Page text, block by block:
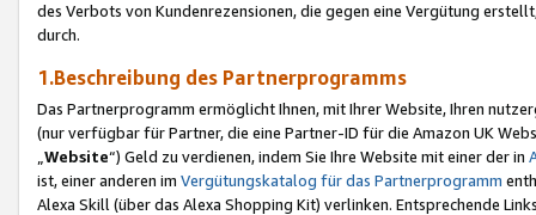
des Verbots von Kundenrezensionen, die gegen eine Vergütung
durch.
1.Beschreibung des Partnerprogramms
Das Partnerprogramm ermöglicht Ihnen, mit Ihrer Website, Ihren
(nur verfügbar für Partner, die eine Partner-ID für die Amazon UK
Website“) Geld zu verdienen, indem Sie Ihre Website mit einer der in
ist, einer anderen im Vergütungskatalog für das Partnerprogramm
Alexa Skill (über das Alexa Shopping Kit) verlinken. Entsprechende